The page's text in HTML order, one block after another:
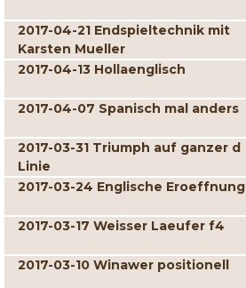
2017-04-21 Endspieltechnik mit
Karsten Mueller
2017-04-13 Hollaenglisch
2017-04-07 Spanisch mal anders
2017-03-31 Triumph auf ganzer d
Linie
2017-03-24 Englische Eroeffnung
2017-03-17 Weisser Laeufer f4
2017-03-10 Winawer positionell